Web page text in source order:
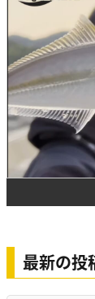
最新の投